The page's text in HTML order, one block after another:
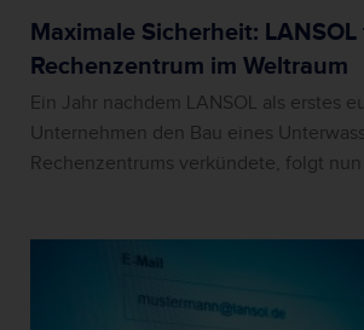
Maximale Sicherheit:
Rechenzentrum im Weltraum
Ein Jahr nachdem LANSOL als erstes
Unternehmen den Bau eines
Rechenzentrums verkündete, folgt nun